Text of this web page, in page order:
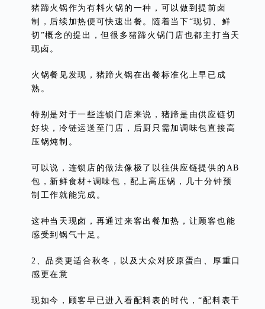
猪蹄火锅作为有料火锅的一种，可以做到提前卤
制，后续加热便可快速出餐。随着当下“现切、鲜
切”概念的提出，但很多猪蹄火锅门店也都主打当天
现卤。
火锅餐见发现，猪蹄火锅在出餐标准化上早已成
熟。
特别是对于一些连锁门店来说，猪蹄是由供应链切
好块，冷链运送至门店，后厨只需加调味包直接高
压锅炖制。
可以说，连锁店的做法像极了以往供应链提供的AB
包，新鲜食材+调味包，配上高压锅，几十分钟预
制工作就能完成。
这种当天现卤，再通过来客出餐加热，让顾客也能
感受到锅气十足。
2、品类更适合秋冬，以及大众对胶原蛋白、厚重口
感更在意
现如今，顾客早已进入看配料表的时代，“配料表干